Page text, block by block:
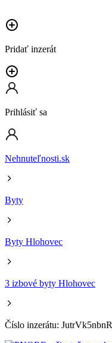
Pridať inzerát
Prihlásiť sa
Nehnuteľnosti.sk
Byty
Byty Hlohovec
3 izbové byty Hlohovec
Číslo inzerátu: JutrVk5nbnR